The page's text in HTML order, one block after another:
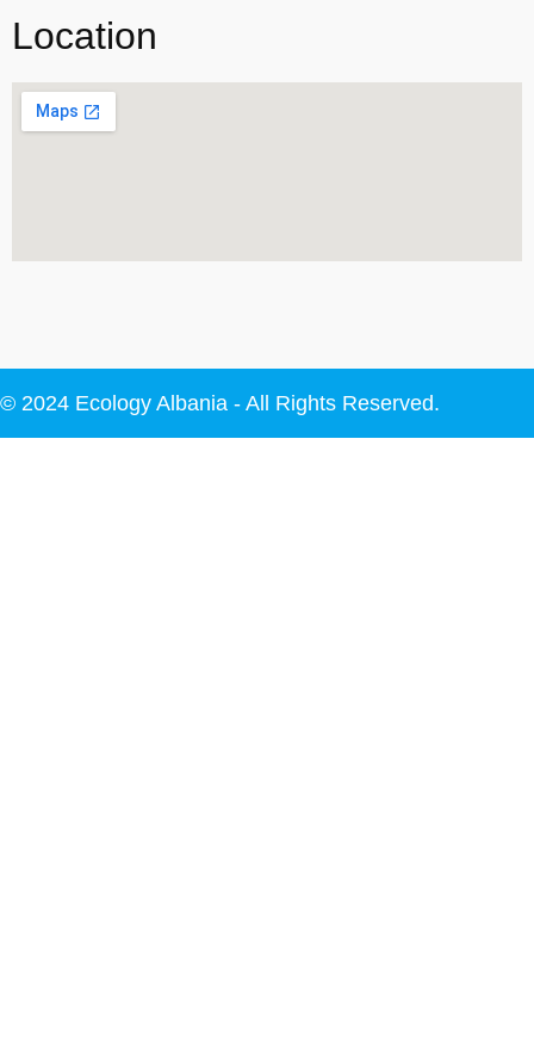
Location
© 2024 Ecology Albania - All Rights Reserved.